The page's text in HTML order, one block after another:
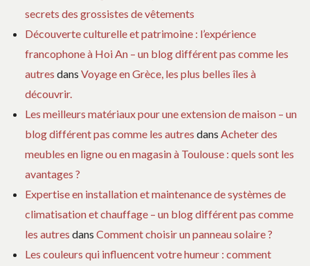
secrets des grossistes de vêtements
Découverte culturelle et patrimoine : l’expérience
francophone à Hoi An – un blog différent pas comme les
autres dans Voyage en Grèce, les plus belles îles à
découvrir.
Les meilleurs matériaux pour une extension de maison – un
blog différent pas comme les autres dans Acheter des
meubles en ligne ou en magasin à Toulouse : quels sont les
avantages ?
Expertise en installation et maintenance de systèmes de
climatisation et chauffage – un blog différent pas comme
les autres dans Comment choisir un panneau solaire ?
Les couleurs qui influencent votre humeur : comment